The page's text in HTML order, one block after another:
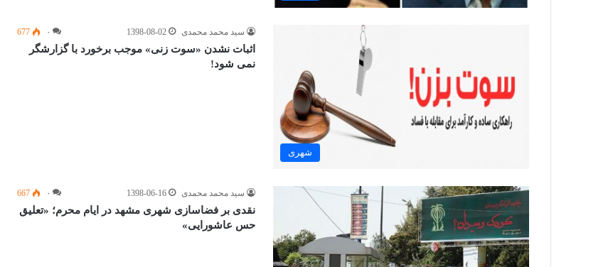
شهری
سید محمد محمدی 1398-08-02 ۰ 677
اثبات نشدن «سوت زنی» موجب برخورد با گزارشگر
نمی شود!
سید محمد محمدی 1398-06-16 ۰ 667
نقدی بر فضاسازی شهری مشهد در ایام محرم؛ «تعلیق
حس عاشورایی»